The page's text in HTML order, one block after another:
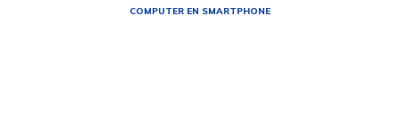
COMPUTER EN SMARTPHONE